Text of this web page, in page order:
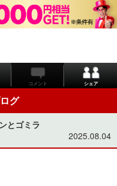
コメント シェア
グ
とゴミラ
2025.08.04